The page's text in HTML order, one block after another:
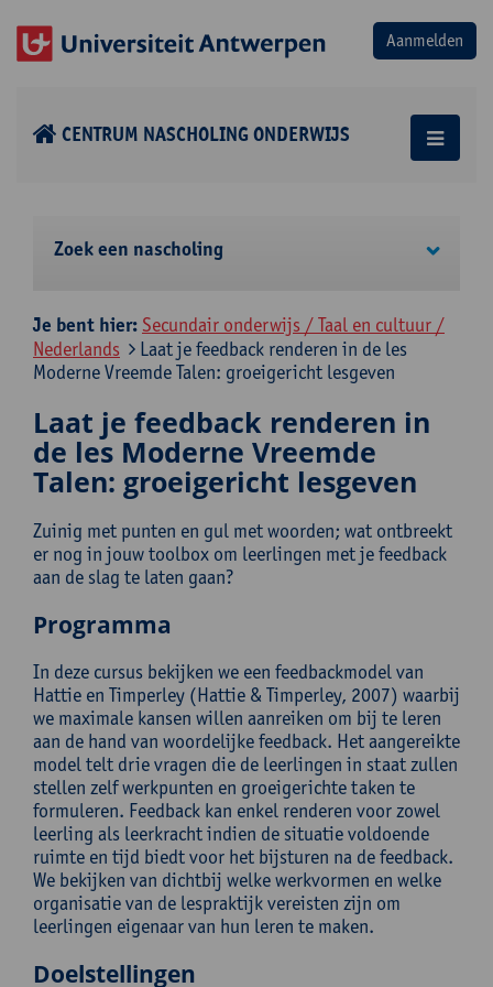
CENTRUM NASCHOLING ONDERWIJS
Zoek een nascholing
Je bent hier: Secundair onderwijs / Taal en cultuur /
Nederlands
Laat je feedback renderen in de les
Moderne Vreemde Talen: groeigericht lesgeven
Laat je feedback renderen in
de les Moderne Vreemde
Talen: groeigericht lesgeven
Zuinig met punten en gul met woorden; wat ontbreekt
er nog in jouw toolbox om leerlingen met je feedback
aan de slag te laten gaan?
Programma
In deze cursus bekijken we een feedbackmodel van
Hattie en Timperley (Hattie & Timperley, 2007) waarbij
we maximale kansen willen aanreiken om bij te leren
aan de hand van woordelijke feedback. Het aangereikte
model telt drie vragen die de leerlingen in staat zullen
stellen zelf werkpunten en groeigerichte taken te
formuleren. Feedback kan enkel renderen voor zowel
leerling als leerkracht indien de situatie voldoende
ruimte en tijd biedt voor het bijsturen na de feedback.
We bekijken van dichtbij welke werkvormen en welke
organisatie van de lespraktijk vereisten zijn om
leerlingen eigenaar van hun leren te maken.
Doelstellingen